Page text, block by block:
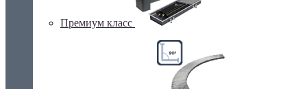
Премиум класс